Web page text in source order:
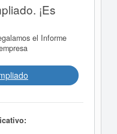
¡Es
el Informe